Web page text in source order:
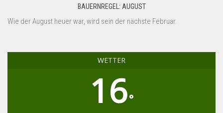
BAUERNREGEL: AUGUST
Wie der August heuer war, wird sein der nächste Februar.
WETTER
16°